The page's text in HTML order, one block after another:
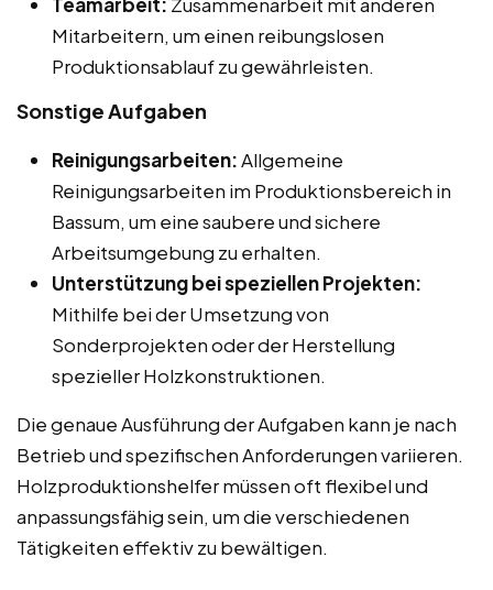
Mitarbeitern, um einen reibungslosen
Produktionsablauf zu gewährleisten.
Sonstige Aufgaben
Reinigungsarbeiten:Allgemeine
Reinigungsarbeiten im Produktionsbereich in
Bassum, um eine saubere und sichere
Arbeitsumgebung zu erhalten.
Unterstützung bei speziellen Projekten:
Mithilfe bei der Umsetzung von
Sonderprojekten oder der Herstellung
spezieller Holzkonstruktionen.
Die genaue Ausführung der Aufgaben kann je nach
Betrieb und spezifischen Anforderungen variieren.
Holzproduktionshelfer müssen oft flexibel und
anpassungsfähig sein, um die verschiedenen
Tätigkeiten effektiv zu bewältigen.